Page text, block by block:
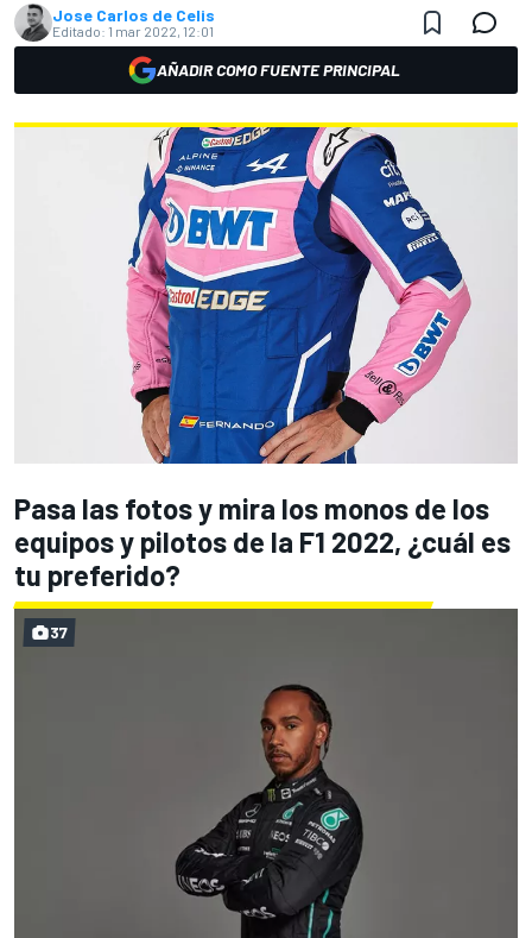
Jose Carlos de Celis
Editado: 1 mar 2022, 12:01
AÑADIR COMO FUENTE PRINCIPAL
Pasa las fotos y mira los monos de los
equipos y pilotos de la F1 2022, ¿cuál es
tu preferido?
37